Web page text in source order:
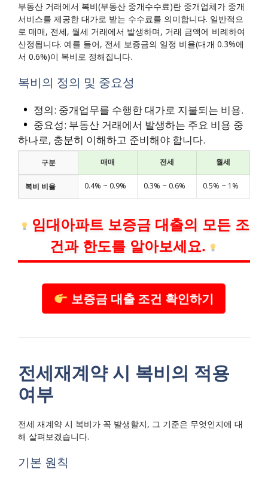
부동산 거래에서 복비(부동산 중개수수료)란 중개업체가 중개
서비스를 제공한 대가로 받는 수수료를 의미합니다. 일반적으
로 매매, 전세, 월세 거래에서 발생하며, 거래 금액에 비례하여
산정됩니다. 예를 들어, 전세 보증금의 일정 비율(대개 0.3%에
서 0.6%)이 복비로 정해집니다.
복비의 정의 및 중요성
정의: 중개업무를 수행한 대가로 지불되는 비용.
중요성: 부동산 거래에서 발생하는 주요 비용 중
하나로, 충분히 이해하고 준비해야 합니다.
구분 매매 전세 월세
복비 비율 0.4% ~ 0.9% 0.3% ~ 0.6% 0.5% ~ 1%
임대아파트 보증금 대출의 모든 조
건과 한도를 알아보세요.
보증금 대출 조건 확인하기
전세재계약 시 복비의 적용
여부
전세 재계약 시 복비가 꼭 발생할지, 그 기준은 무엇인지에 대
해 살펴보겠습니다.
기본 원칙